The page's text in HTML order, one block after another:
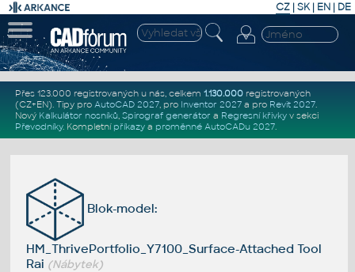
CZ | SK| EN | DE
Přes 123.000 registrovaných u nás, celkem 1.130.000registrovaných
(CZ+EN). Tipy pro AutoCAD 2027, pro Inventor 2027a pro Revit 2027.
Nový Kalkulátor nosníků, Spirograf generátor a Regresní křivkyv sekci
Převodníky. Kompletní příkazya proměnné AutoCADu 2027.
Blok-model:
HM_ThrivePortfolio_Y7100_Surface-Attached Tool
Rai (Nábytek)